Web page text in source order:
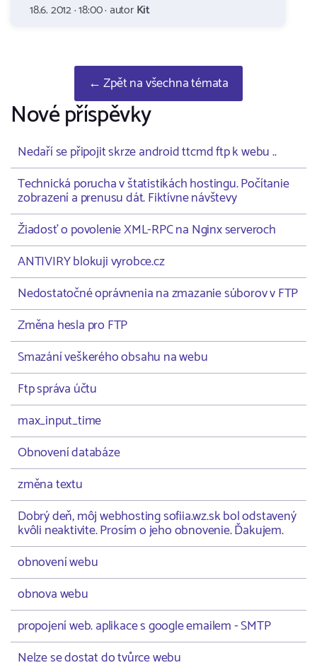
18.6. 2012 · 18:00 · autorKit
← Zpět na všechna témata
Nové příspěvky
Nedaří se připojit skrze android ttcmd ftp k webu ..
Technická porucha v štatistikách hostingu. Počítanie
zobrazení a prenusu dát. Fiktívne návštevy
Žiadosť o povolenie XML-RPC na Nginx serveroch
ANTIVIRY blokuji vyrobce.cz
Nedostatočné oprávnenia na zmazanie súborov v FTP
Změna hesla pro FTP
Smazání veškerého obsahu na webu
Ftp správa účtu
max_input_time
Obnovení databáze
změna textu
Dobrý deň, môj webhosting sofiia.wz.sk bol odstavený
kvôli neaktivite. Prosím o jeho obnovenie. Ďakujem.
obnovení webu
obnova webu
propojení web. aplikace s google emailem - SMTP
Nelze se dostat do tvůrce webu